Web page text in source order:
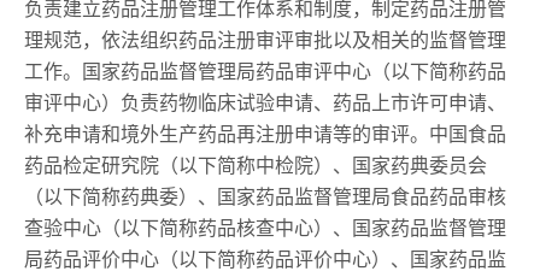
负责建立药品注册管理工作体系和制度，制定药品注册管
理规范，依法组织药品注册审评审批以及相关的监督管理
工作。国家药品监督管理局药品审评中心（以下简称药品
审评中心）负责药物临床试验申请、药品上市许可申请、
补充申请和境外生产药品再注册申请等的审评。中国食品
药品检定研究院（以下简称中检院）、国家药典委员会
（以下简称药典委）、国家药品监督管理局食品药品审核
查验中心（以下简称药品核查中心）、国家药品监督管理
局药品评价中心（以下简称药品评价中心）、国家药品监